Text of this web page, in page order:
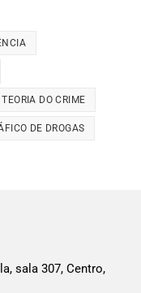
TEORIA DO CRIME
DE DROGAS
sala 307, Centro,